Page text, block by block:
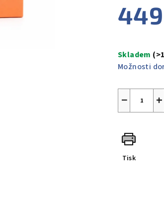
cena:
Skladem
Možnosti
+
−
Tisk